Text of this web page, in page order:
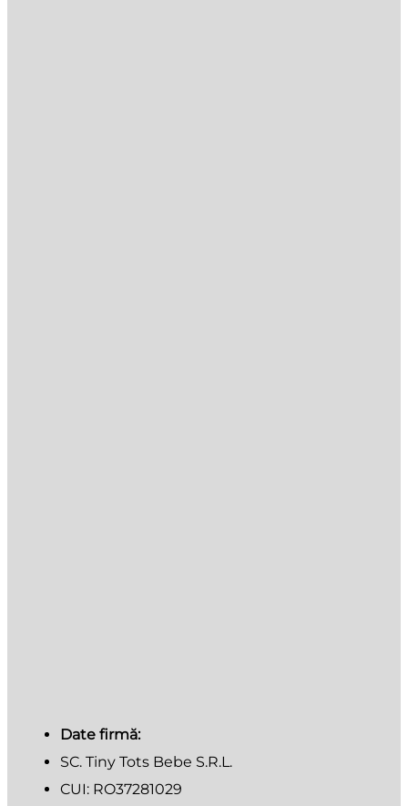
Date firmă:
SC. Tiny Tots Bebe S.R.L.
CUI: RO37281029